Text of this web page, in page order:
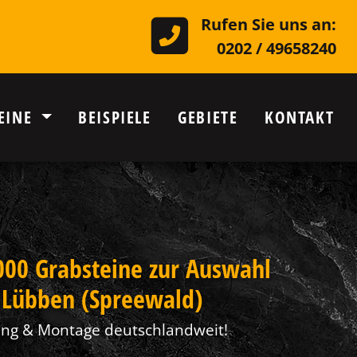
Rufen Sie uns an:
0202 / 49658240
BEISPIELE GEBIETE KONTAKT